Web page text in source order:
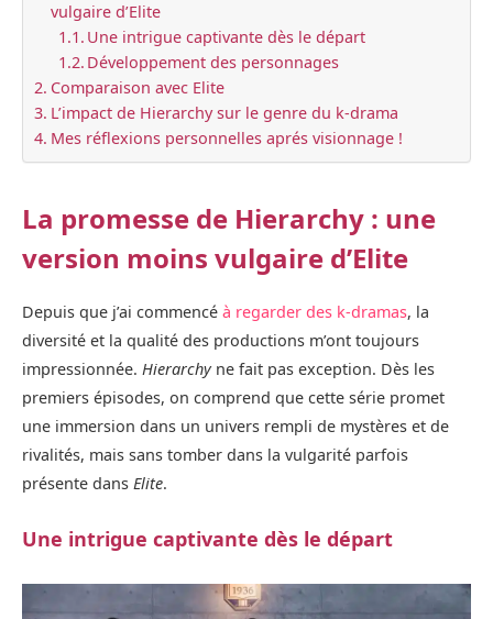
vulgaire d’Elite
Une intrigue captivante dès le départ
Développement des personnages
Comparaison avec Elite
L’impact de Hierarchy sur le genre du k-drama
Mes réflexions personnelles aprés visionnage !
La promesse de Hierarchy : une
version moins vulgaire d’Elite
Depuis que j’ai commencé à regarder des k-dramas, la
diversité et la qualité des productions m’ont toujours
impressionnée. Hierarchyne fait pas exception. Dès les
premiers épisodes, on comprend que cette série promet
une immersion dans un univers rempli de mystères et de
rivalités, mais sans tomber dans la vulgarité parfois
présente dans Elite.
Une intrigue captivante dès le départ